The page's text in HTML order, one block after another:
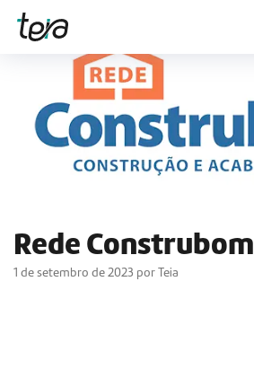
Rede Construbom
1 de setembro de 2023 por Teia